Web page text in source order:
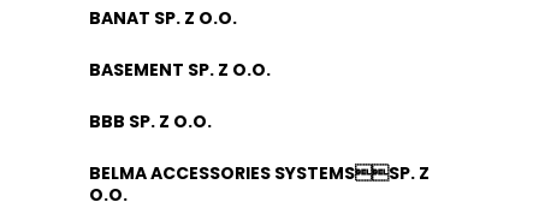
BANAT SP. Z O.O.
BASEMENT SP. Z O.O.
BBB SP. Z O.O.
BELMA ACCESSORIES SYSTEMSSP. Z
O.O.